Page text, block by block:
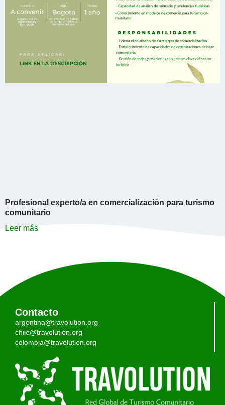
Profesional experto/a en comercialización para turismo
comunitario
Leer más
Contacto
argentina@travolution.org
chile@travolution.org
colombia@travolution.org